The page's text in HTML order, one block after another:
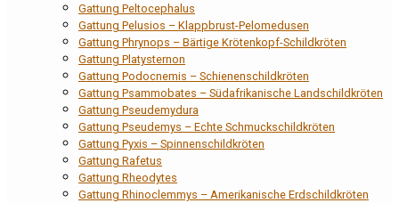
Gattung Peltocephalus
Gattung Pelusios – Klappbrust-Pelomedusen
Gattung Phrynops – Bärtige Krötenkopf-Schildkröten
Gattung Platysternon
Gattung Podocnemis – Schienenschildkröten
Gattung Psammobates – Südafrikanische Landschildkröten
Gattung Pseudemydura
Gattung Pseudemys – Echte Schmuckschildkröten
Gattung Pyxis – Spinnenschildkröten
Gattung Rafetus
Gattung Rheodytes
Gattung Rhinoclemmys – Amerikanische Erdschildkröten